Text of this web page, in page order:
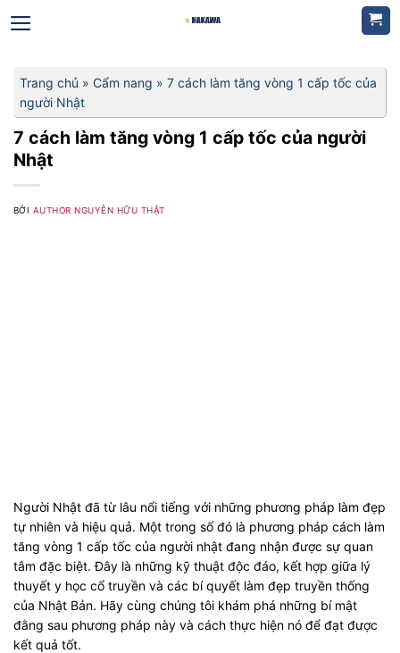
qua
Trang chủ » Cẩm nang » 7 cách làm tăng vòng 1 cấp tốc của
người Nhật
7 cách làm tăng vòng 1 cấp tốc của người
Nhật
BỞI AUTHOR NGUYỄN HỮU THẬT
Người Nhật đã từ lâu nổi tiếng với những phương pháp làm đẹp
tự nhiên và hiệu quả. Một trong số đó là phương pháp cách làm
tăng vòng 1 cấp tốc của người nhật đang nhận được sự quan
tâm đặc biệt. Đây là những kỹ thuật độc đáo, kết hợp giữa lý
thuyết y học cổ truyền và các bí quyết làm đẹp truyền thống
của Nhật Bản. Hãy cùng chúng tôi khám phá những bí mật
đằng sau phương pháp này và cách thực hiện nó để đạt được
kết quả tốt.